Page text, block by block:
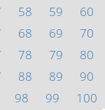
58 59
60
68 69
70
78 79
80
88 89
90
98 99
100